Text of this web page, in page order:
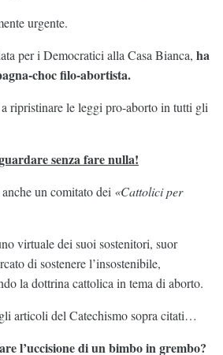
urgente.
per i Democratici alla Casa Bianca, ha
choc filo-abortista.
ripristinare le leggi pro-aborto in tutti gli
senza fare nulla!
un comitato dei «Cattolici per
virtuale dei suoi sostenitori, suor
di sostenere l’insostenibile,
la dottrina cattolica in tema di aborto.
articoli del Catechismo sopra citati…
l’uccisione di un bimbo in grembo?